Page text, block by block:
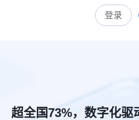
登录
超全国73%，数字化驱